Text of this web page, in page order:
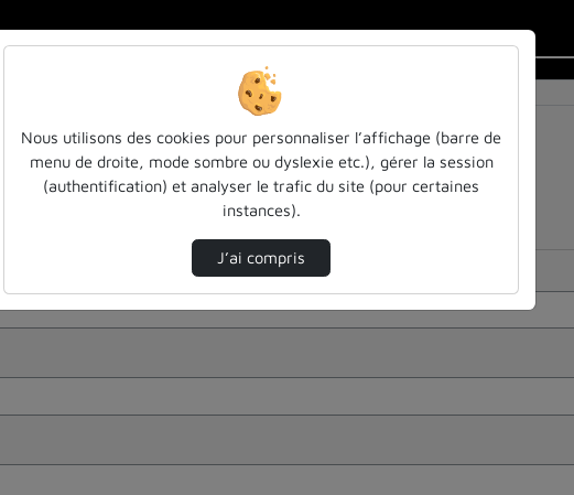
Nous utilisons des cookies pour personnaliser l’affichage (barre de
menu de droite, mode sombre ou dyslexie etc.), gérer la session
(authentification) et analyser le trafic du site (pour certaines
instances).
J’ai compris